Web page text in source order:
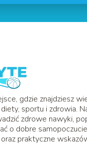
gdzie znajdziesz
sportu i zdrowia.
zdrowe nawyki,
o dobre
praktyczne